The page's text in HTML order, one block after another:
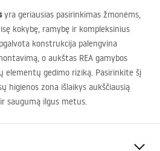
yra geriausias pasirinkimas žmonėms,
kokybę, ramybę ir kompleksinius
konstrukcija palengvina
o aukštas REA gamybos
elementų gedimo riziką. Pasirinkite šį
higienos zona išlaikys aukščiausią
saugumą ilgus metus.